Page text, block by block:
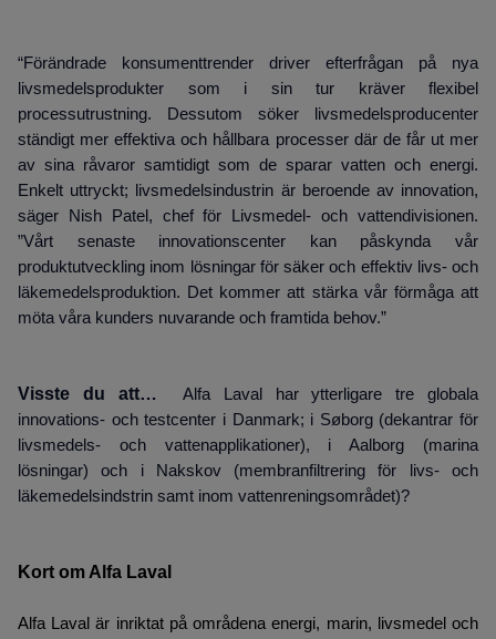
“Förändrade konsumenttrender driver efterfrågan på nya
livsmedelsprodukter som i sin tur kräver flexibel
processutrustning. Dessutom söker livsmedelsproducenter
ständigt mer effektiva och hållbara processer där de får ut mer
av sina råvaror samtidigt som de sparar vatten och energi.
Enkelt uttryckt; livsmedelsindustrin är beroende av innovation,
säger Nish Patel, chef för Livsmedel- och vattendivisionen.
”Vårt senaste innovationscenter kan påskynda vår
produktutveckling inom lösningar för säker och effektiv livs- och
läkemedelsproduktion. Det kommer att stärka vår förmåga att
möta våra kunders nuvarande och framtida behov.”
Visste du att… Alfa Laval har ytterligare tre globala
innovations- och testcenter i Danmark; i Søborg (dekantrar för
livsmedels- och vattenapplikationer), i Aalborg (marina
lösningar) och i Nakskov (membranfiltrering för livs- och
läkemedelsindstrin samt inom vattenreningsområdet)?
Kort om Alfa Laval
Alfa Laval är inriktat på områdena energi, marin, livsmedel och